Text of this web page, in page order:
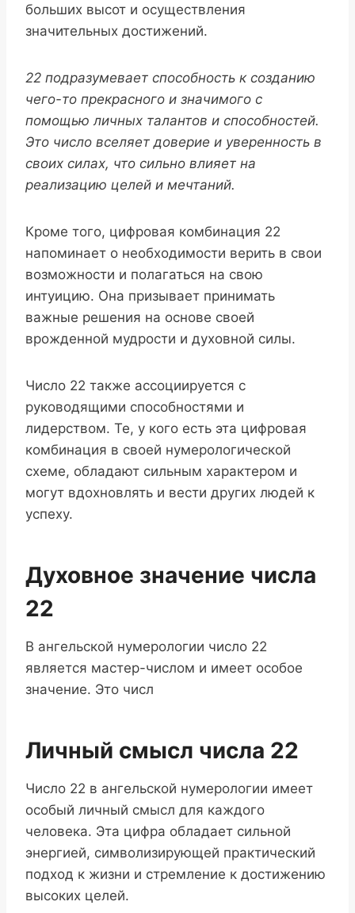
больших высот и осуществления
значительных достижений.
22 подразумевает способность к созданию
чего-то прекрасного и значимого с
помощью личных талантов и способностей.
Это число вселяет доверие и уверенность в
своих силах, что сильно влияет на
реализацию целей и мечтаний.
Кроме того, цифровая комбинация 22
напоминает о необходимости верить в свои
возможности и полагаться на свою
интуицию. Она призывает принимать
важные решения на основе своей
врожденной мудрости и духовной силы.
Число 22 также ассоциируется с
руководящими способностями и
лидерством. Те, у кого есть эта цифровая
комбинация в своей нумерологической
схеме, обладают сильным характером и
могут вдохновлять и вести других людей к
успеху.
Духовное значение числа
22
В ангельской нумерологии число 22
является мастер-числом и имеет особое
значение. Это числ
Личный смысл числа 22
Число 22 в ангельской нумерологии имеет
особый личный смысл для каждого
человека. Эта цифра обладает сильной
энергией, символизирующей практический
подход к жизни и стремление к достижению
высоких целей.